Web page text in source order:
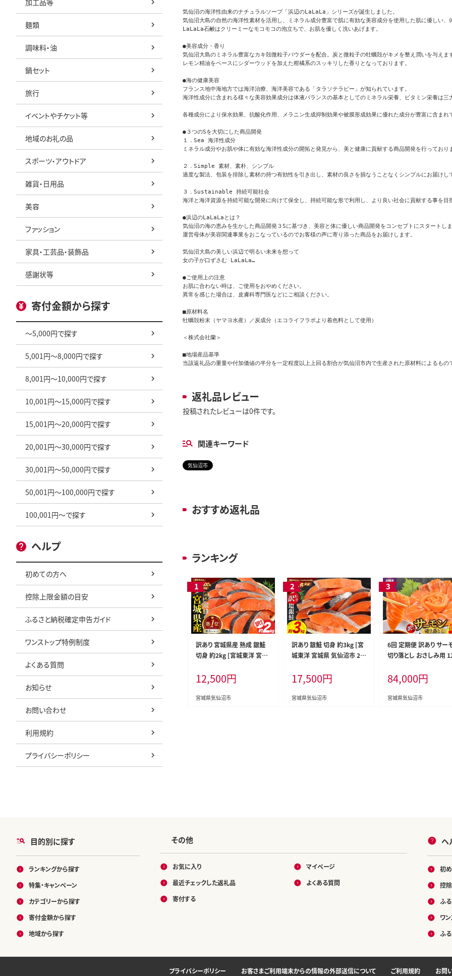
麺類
調味料・油
鍋セット
旅行
イベントやチケット等
地域のお礼の品
スポーツ・アウトドア
雑貨・日用品
美容
ファッション
家具・工芸品・装飾品
感謝状等
寄付金額から探す
～5,000円で探す
5,001円～8,000円で探す
8,001円～10,000円で探す
10,001円～15,000円で探す
15,001円～20,000円で探す
20,001円～30,000円で探す
30,001円～50,000円で探す
50,001円～100,000円で探す
100,001円～で探す
ヘルプ
初めての方へ
控除上限金額の目安
ふるさと納税確定申告ガイド
ワンストップ特例制度
よくある質問
お知らせ
お問い合わせ
利用規約
プライバシーポリシー
気仙沼の海洋性由来のナチュラルソープ「浜辺のLaLaLa」シリーズが誕生しました。
気仙沼大島の自然の海洋性素材を活用し、ミネラル成分豊富で肌に有効な美容成分を使用した肌に優しい、
LaLaLa石鹸はクリーミーなモコモコの泡立ちで、お肌を優しく洗いあげます。
●美容成分・香り
気仙沼大島のミネラル豊富なカキ殻微粒子パウダーを配合。炭と微粒子の牡蠣殻がキメを整え潤いを与えま
レモン精油をベースにシダーウッドを加えた柑橘系のスッキリした香りとなっております。
●海の健康美容
フランス地中海地方では海洋治療、海洋美容である「タラソテラピー」が知られています。
海洋性成分に含まれる様々な美容効果成分は体液バランスの基本としてのミネラル栄養、ビタミン栄養は三
各種成分により保水効果、抗酸化作用、メラニン生成抑制効果や被膜形成効果に優れた成分が豊富に含まれ
●３つのSを大切にした商品開発
１．Sea 海洋性成分
ミネラル成分やお肌や体に有効な海洋性成分の開拓と発見から、美と健康に貢献する商品開発を行っており
２．Simple 素材、素朴、シンプル
過度な製法、包装を排除し素材の持つ有効性を引き出し、素材の良さを損なうことなくシンプルにお届けし
３．Sustainable 持続可能社会
海洋と海洋資源を持続可能な開発に向けて保全し、持続可能な形で利用し、より良い社会に貢献する事を目
●浜辺のLaLaLaとは？
気仙沼の海の恵みを生かした商品開発３Sに基づき、美容と体に優しい商品開発をコンセプトにスタートしま
運営母体が美容関連事業をおこなっているのでお客様の声に寄り添った商品をお届けします。
気仙沼大島の美しい浜辺で明るい未来を想って
女の子が口ずさむ LaLaLa…
●ご使用上の注意
お肌に合わない時は、ご使用をおやめください。
異常を感じた場合は、皮膚科専門医などにご相談ください。
■原材料名
牡蠣殻粉末（ヤマヨ水産）／炭成分（エコライフラボより着色料として使用）
＜株式会社蘭＞
■地場産品基準
当該返礼品の重量や付加価値の半分を一定程度以上上回る割合が気仙沼市内で生産された原材料によるもの
返礼品レビュー
投稿されたレビューは0件です。
関連キーワード
気仙沼市
おすすめ返礼品
ランキング
訳あり 宮城県産 熟成 銀鮭
切身 約2kg [宮城東洋 宮城
海鮮 魚介類 国産 さけ 鮭 甘
口 サケ 鮭切身 シャケ 切り身
冷凍 おかず 弁当 支援 事業
12,500円
宮城県気仙沼市
訳あり 銀鮭 切身 約3kg [宮
城東洋 宮城県 気仙沼市 20
アリ 規格外 不揃い さけ サ
ケ 鮭切身 シャケ 切り身 冷凍
家庭用 おかず 弁当 支援 サ
17,500円
宮城県気仙沼市
6回 定期便 訳あり サー
切り落とし おさしみ用
店 宮城県 気仙沼市
08] 魚介 鮭 さけ サケ お
し身 刺し身 刺身 生食 個
84,000円
宮城県気仙沼市
目的別に探す
ランキングから探す
特集・キャンペーン
カテゴリーから探す
寄付金額から探す
地域から探す
その他
お気に入り
最近チェックした返礼品
寄付する
マイページ
よくある質問
ヘ
初
控
ふ
ワ
ふる
プライバシーポリシー お客さまご利用端末からの情報の外部送信について ご利用規約 お問